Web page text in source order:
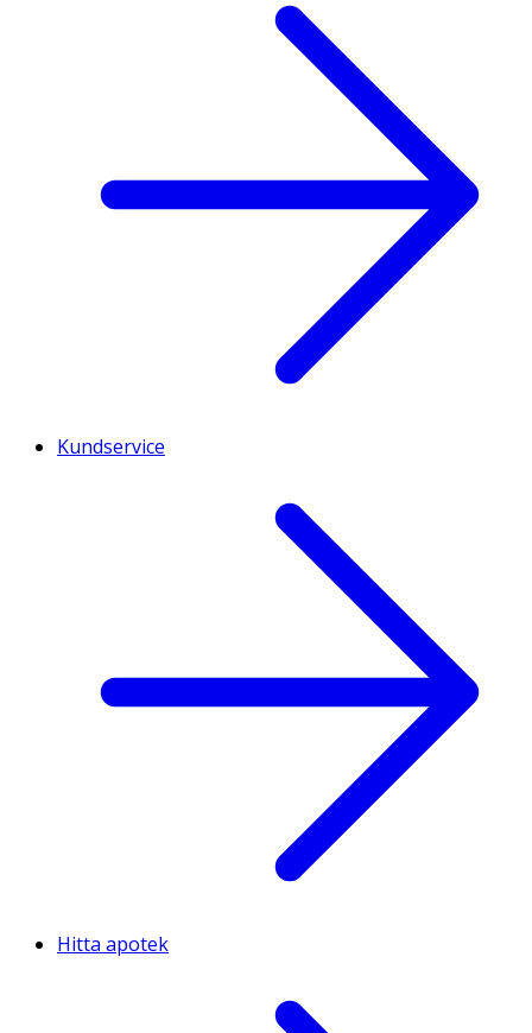
Kundservice
Hitta apotek